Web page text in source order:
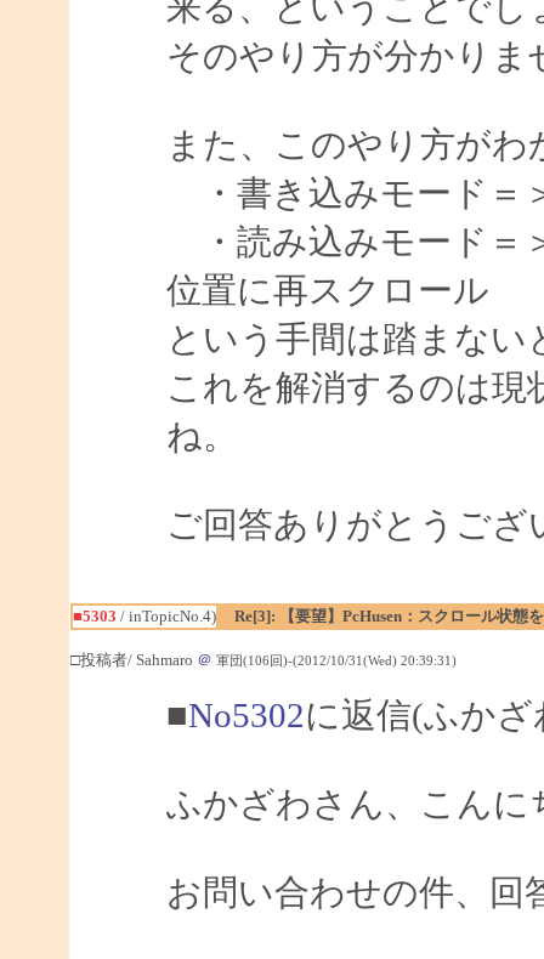
そのやり方が分かりま
また、このやり方が
・書き込みモード＝
・読み込みモード＝
位置に再スクロール
という手間は踏まな
これを解消するのは
ね。
ご回答ありがとうござ
■5303 / inTopicNo.4) Re[3]: 【要望】PcHusen：スクロール状態
□投稿者/ Sahmaro ＠ 軍団(106回)-(2012/10/31(Wed) 20:39:31)
■No5302に返信(ふか
ふかざわさん、こんに
お問い合わせの件、回